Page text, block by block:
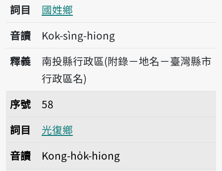
詞目
國姓鄉
音讀
Kok-sìng-hiong
釋義
南投縣行政區(附錄－地名－臺灣縣市
行政區名)
序號58光復鄉
序號
58
詞目
光復鄉
音讀
Kong-ho̍k-hiong